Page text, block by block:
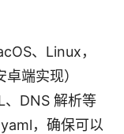
、Linux，
端实现）
、DNS 解析等
，确保可以